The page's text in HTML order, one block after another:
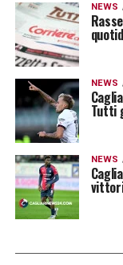
NEWS
NEWS
Tutti
NEWS